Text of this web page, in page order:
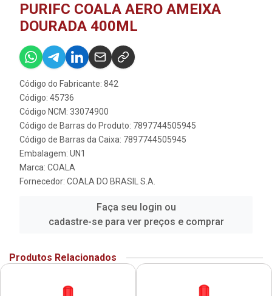
PURIFC COALA AERO AMEIXA
DOURADA 400ML
Código do Fabricante: 842
Código: 45736
Código NCM: 33074900
Código de Barras do Produto: 7897744505945
Código de Barras da Caixa: 7897744505945
Embalagem: UN1
Marca: COALA
Fornecedor: COALA DO BRASIL S.A.
Faça seu login ou
cadastre-se para ver preços e comprar
Produtos Relacionados